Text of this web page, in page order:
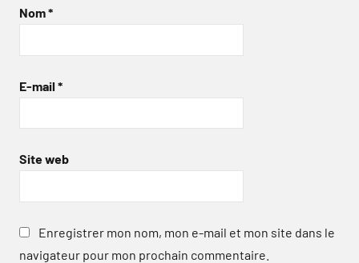
Nom*
E-mail *
Site web
Enregistrer mon nom, mon e-mail et mon site dans le
navigateur pour mon prochain commentaire.